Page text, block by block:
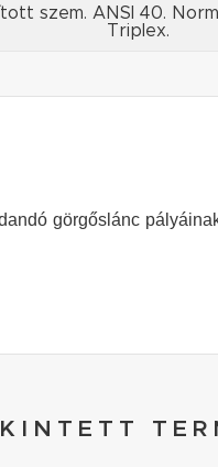
szem. ANSI 40.
Triplex.
görgőslánc